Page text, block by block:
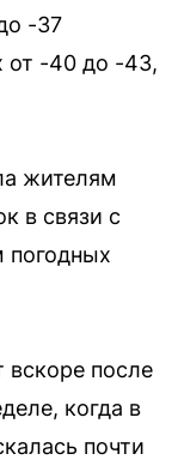
-37
от -40 до -43,
жителям
в связи с
вскоре после
когда в
почти